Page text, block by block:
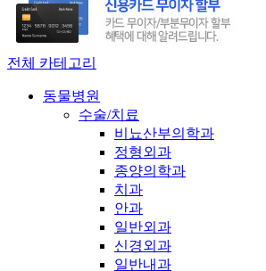
전체 카테고리
동물병원
수술/치료
비뇨산부의학과
정형외과
종양의학과
치과
안과
일반외과
신경외과
일반내과